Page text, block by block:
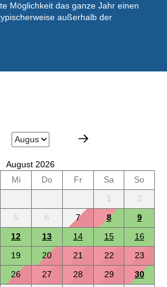
Möglichkeit das ganze Jahr einen
außerhalb der
August 2026
Mi Do Fr Sa
So
1
2
5 6 7 8
9
12 13 14 15
16
19 20 21 22
23
26 27 28 29
30